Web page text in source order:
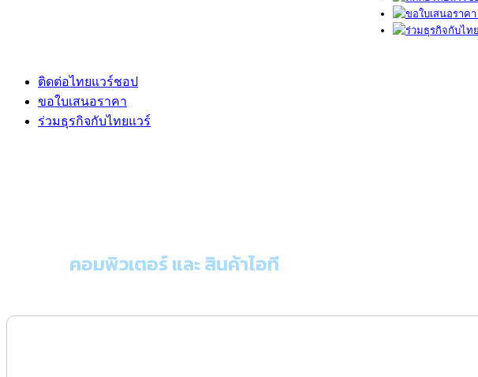
ติดต่อไทยแวร์ชอป
ขอใบเสนอราคา
ร่วมธุรกิจกับไทยแวร์
คอมพิวเตอร์ และ สินค้าไอที